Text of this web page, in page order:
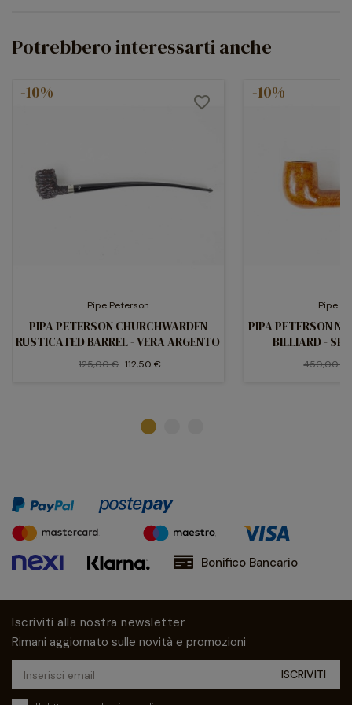
Potrebbero interessarti anche
-10%
Pipe Peterson
PIPA PETERSON CHURCHWARDEN
RUSTICATED BARREL - VERA ARGENTO
125,00 € 112,50 €
favorite_border -10%
Pipe
PIPA PETERSON
BILLIARD -
450,00 €
Bonifico Bancario
Iscriviti alla nostra newsletter
Rimani aggiornato sulle novità e promozioni